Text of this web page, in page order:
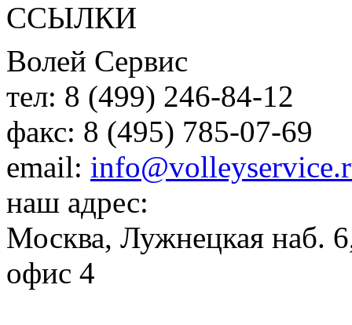
ССЫЛКИ
Волей Сервис
тел: 8 (499) 246-84-12
факс: 8 (495) 785-07-69
email:
наш адрес:
Москва, Лужнецкая наб.
офис 4